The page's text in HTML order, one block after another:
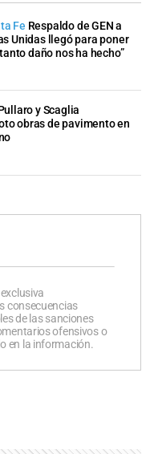
Fe Respaldo de GEN a
Unidas llegó para poner
daño nos ha hecho”
y Scaglia
obras de pavimento en
consecuencias
de las sanciones
ofensivos o
en la información.